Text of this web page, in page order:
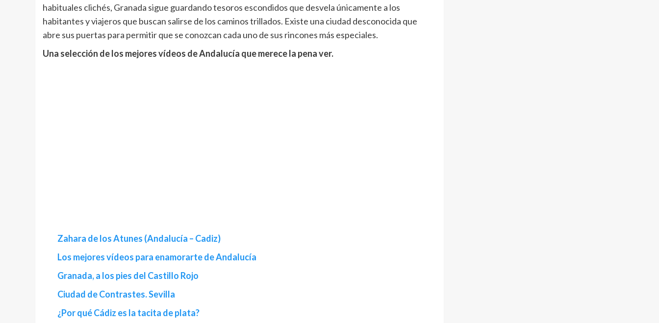
habituales clichés, Granada sigue guardando tesoros escondidos que desvela únicamente a los
habitantes y viajeros que buscan salirse de los caminos trillados. Existe una ciudad desconocida que
abre sus puertas para permitir que se conozcan cada uno de sus rincones más especiales.
Una selección de los mejores vídeos de Andalucía que merece la pena ver.
Zahara de los Atunes (Andalucía – Cadiz)
Los mejores vídeos para enamorarte de Andalucía
Granada, a los pies del Castillo Rojo
Ciudad de Contrastes. Sevilla
¿Por qué Cádiz es la tacita de plata?